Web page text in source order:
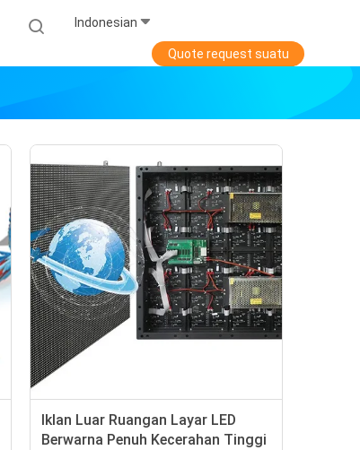
Indonesian
Quote request suatu
Iklan Luar Ruangan Layar LED
Berwarna Penuh Kecerahan Tinggi